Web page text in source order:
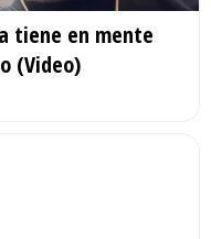
tiene en mente
(Video)